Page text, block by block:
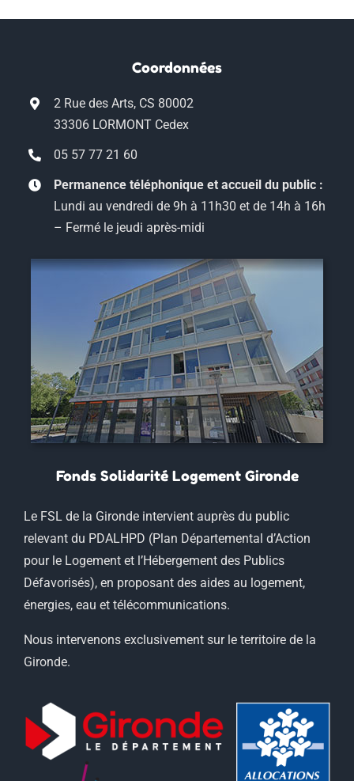
Coordonnées
2 Rue des Arts, CS 80002
33306 LORMONT Cedex
05 57 77 21 60
Permanence téléphonique et accueil du public :
Lundi au vendredi de 9h à 11h30 et de 14h à 16h
– Fermé le jeudi après-midi
Fonds Solidarité Logement Gironde
Le FSL de la Gironde intervient auprès du public
relevant du PDALHPD (Plan Départemental d’Action
pour le Logement et l’Hébergement des Publics
Défavorisés), en proposant des aides au logement,
énergies, eau et télécommunications.
Nous intervenons exclusivement sur le territoire de la
Gironde.